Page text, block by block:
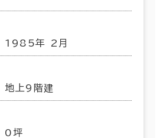
1985年 2月
地上9階建
0坪